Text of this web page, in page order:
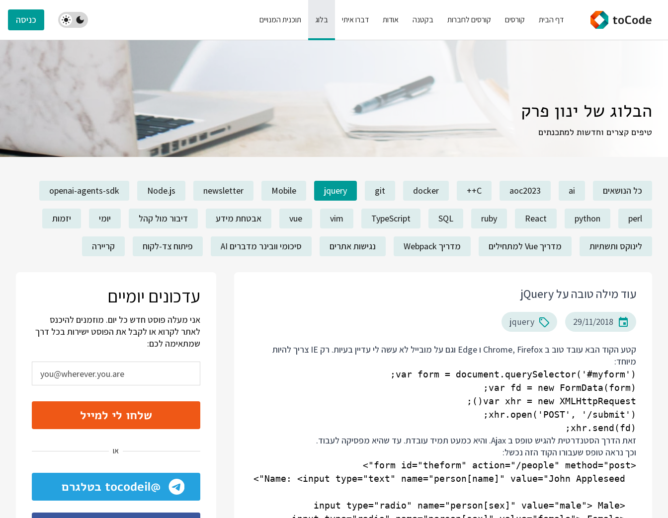
דף הבית קורסים קורסים לחברות בקטנה אודות דברו איתי בלוג תוכנית המנויים כניסה
הבלוג של ינון פרק
טיפים קצרים וחדשות למתכנתים
כל הנושאים ai
aoc2023
C++
docker
git
jquery
Mobile
newsletter
Node.js
openai-agents-sdk
perl
python
React
ruby
SQL
TypeScript
vim
vue אבטחת מידע דיבור מול קהל יומי יזמות
לינוקס ותשתיות מדריך Vue למתחילים מדריך Webpack נגישות אתרים סיכומי וובינר מדברים AI פיתוח צד-לקוח קריירה
עוד מילה טובה על jQuery
29/11/2018
jquery
קטע הקוד הבא עובד טוב ב Chrome, Firefox ו Edge וגם על מובייל לא עשה לי עדיין בעיות. רק IE צריך להיות
מיוחד:
xhr.send(fd);
זאת הדרך הסטנדרטית להגיש טופס ב Ajax. והיא כמעט תמיד עובדת. עד שהיא מפסיקה לעבוד.
וכך נראה טופס שעבורו הקוד הזה נכשל:
עדכונים יומיים
אני מעלה פוסט חדש כל יום. מוזמנים להיכנס
לאתר לקרוא או לקבל את הפוסט ישירות בכל דרך
שמתאימה לכם:
שלחו לי למייל
או
@tocodeil בטלגרם